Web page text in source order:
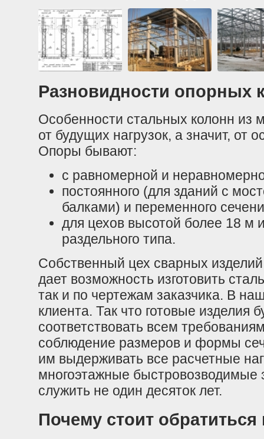
Разновидности опорных
Особенности стальных колонн из
от будущих нагрузок, а значит, от
Опоры бывают:
с равномерной и
постоянного (для зданий с
балками) и переменного
для цехов высотой более 18 м
раздельного типа.
Собственный цех сварных
дает возможность изготовить
так и по чертежам заказчика. В
клиента. Так что готовые изделия
соответствовать всем
соблюдение размеров и формы
им выдерживать все расчетные
многоэтажные быстровозводимые
служить не один десяток лет.
Почему стоит